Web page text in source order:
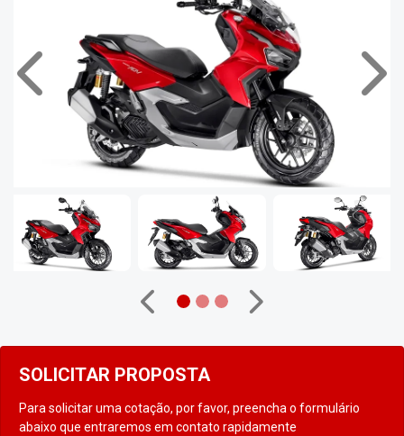
SOLICITAR PROPOSTA
Para solicitar uma cotação, por favor, preencha o formulário
abaixo que entraremos em contato rapidamente
Anterior
Anterior Próximo